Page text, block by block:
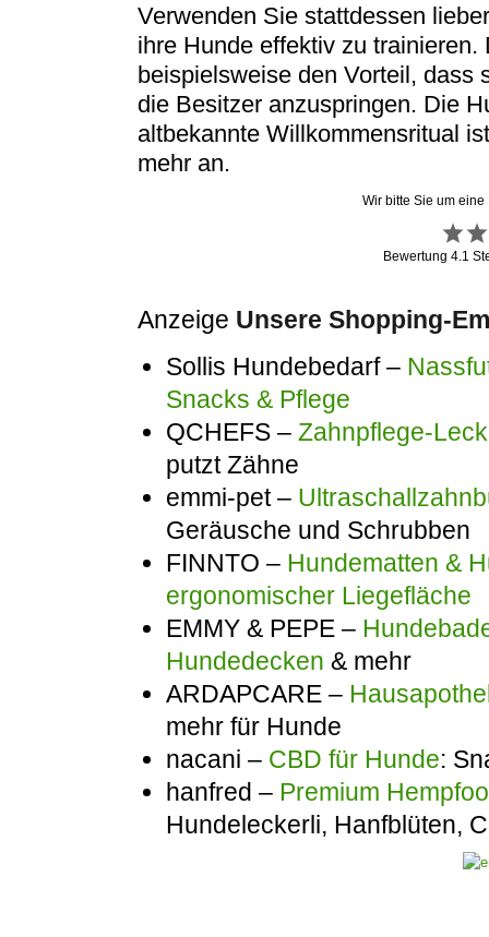
Verwenden Sie stattdessen
ihre Hunde effektiv zu trainieren.
beispielsweise den Vorteil, dass
die Besitzer anzuspringen. Die
altbekannte Willkommensritual
mehr an.
Wir bitte Sie um
Bewertung4.1
Anzeige Unsere Shopping-
Sollis Hundebedarf –
Snacks & Pflege
QCHEFS – Zahnpflege-
putzt Zähne
emmi-pet –
Geräusche und Schrubben
FINNTO – Hundematten &
ergonomischer Liegefläche
EMMY & PEPE –
Hundedecken & mehr
ARDAPCARE –
mehr für Hunde
nacani – CBD für Hunde:
hanfred – Premium
Hundeleckerli, Hanfblüten,